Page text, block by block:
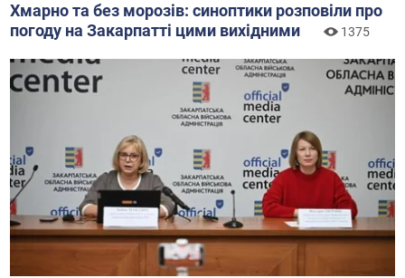
Хмарно та без морозів: синоптики розповіли про
погоду на Закарпатті цими вихідними
1375